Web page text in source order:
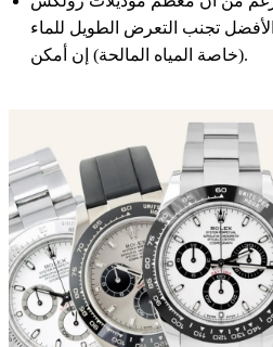
الأفضل تجنب التعرض الطويل للماء
(خاصة المياه المالحة) إن أمكن.